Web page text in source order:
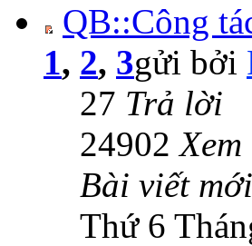
QB::Công
1, 2, 3gửi bởi
27 Trả lời
24902Xem
Bài viết
Thứ 6